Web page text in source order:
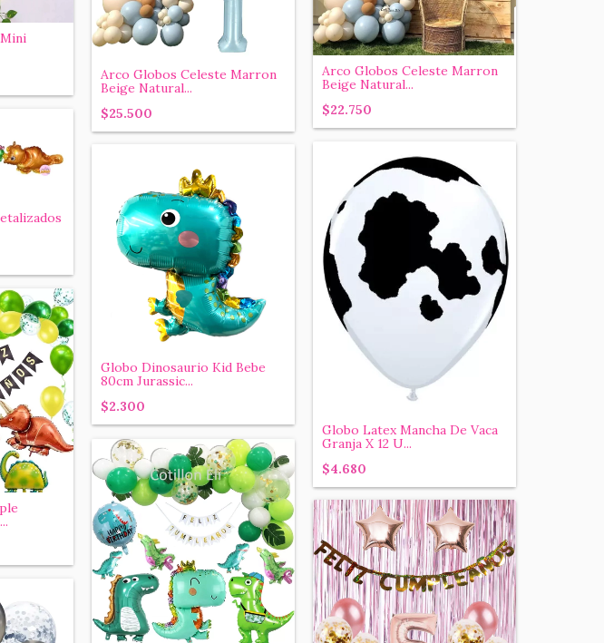
Arco Globos Celeste Marron
Beige Natural...
$25.500
Arco Globos Celeste Marron
Beige Natural...
$22.750
Globo Dinosaurio Kid Bebe
80cm Jurassic...
$2.300
Globo Latex Mancha De Vaca
Granja X 12 U...
$4.680